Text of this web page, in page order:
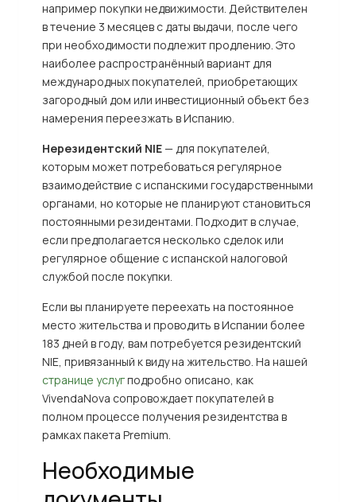
например покупки недвижимости. Действителен
в течение 3 месяцев с даты выдачи, после чего
при необходимости подлежит продлению. Это
наиболее распространённый вариант для
международных покупателей, приобретающих
загородный дом или инвестиционный объект без
намерения переезжать в Испанию.
Нерезидентский NIE— для покупателей,
которым может потребоваться регулярное
взаимодействие с испанскими государственными
органами, но которые не планируют становиться
постоянными резидентами. Подходит в случае,
если предполагается несколько сделок или
регулярное общение с испанской налоговой
службой после покупки.
Если вы планируете переехать на постоянное
место жительства и проводить в Испании более
183 дней в году, вам потребуется резидентский
NIE, привязанный к виду на жительство. На нашей
странице услугподробно описано, как
VivendaNova сопровождает покупателей в
полном процессе получения резидентства в
рамках пакета Premium.
Необходимые